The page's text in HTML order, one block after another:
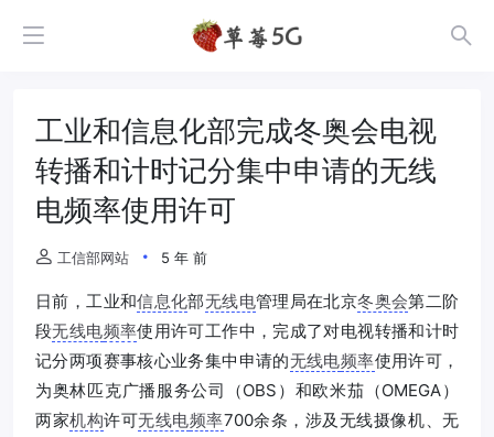
工业和信息化部完成冬奥会电视
转播和计时记分集中申请的无线
电频率使用许可
工信部网站 5 年 前
日前，工业和信息化部无线电管理局在北京冬奥会第二阶
段无线电频率使用许可工作中，完成了对电视转播和计时
记分两项赛事核心业务集中申请的无线电频率使用许可，
为奥林匹克广播服务公司（OBS）和欧米茄（OMEGA）
两家机构许可无线电频率700余条，涉及无线摄像机、无